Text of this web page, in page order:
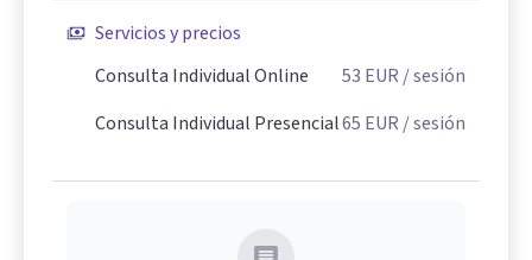
Servicios y precios
Consulta Individual Online
53 EUR / sesión
Consulta Individual Presencial65 EUR / sesión